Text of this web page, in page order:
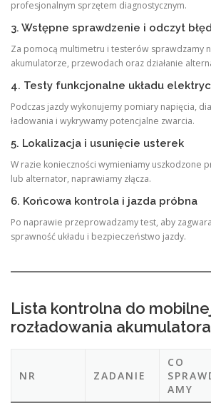
profesjonalnym sprzętem diagnostycznym.
3. Wstępne sprawdzenie i odczyt
Za pomocą multimetru i testerów sprawdzamy
akumulatorze, przewodach oraz działanie
4. Testy funkcjonalne układu
Podczas jazdy wykonujemy pomiary napięcia,
ładowania i wykrywamy potencjalne zwarcia.
5. Lokalizacja i usunięcie usterek
W razie konieczności wymieniamy uszkodzone
lub alternator, naprawiamy złącza.
6. Końcowa kontrola i jazda próbna
Po naprawie przeprowadzamy test, aby
sprawność układu i bezpieczeństwo jazdy.
Lista kontrolna do
rozładowania akumulatora
NR ZADANIE
CO
AMY